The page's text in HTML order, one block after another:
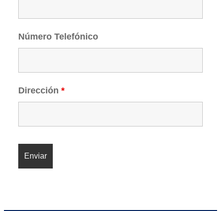
Número Telefónico
Dirección *